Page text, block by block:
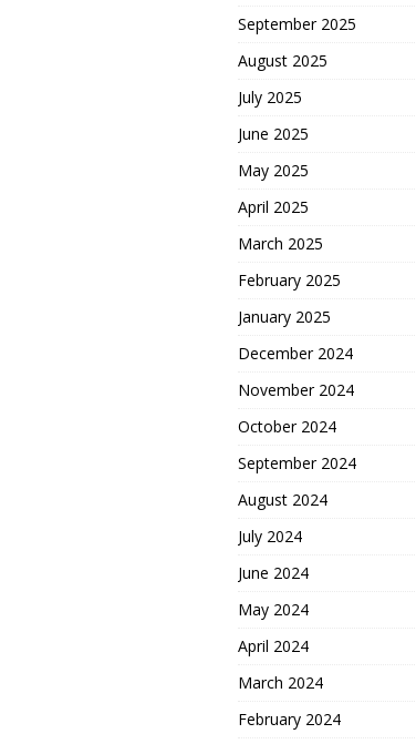
September 2025
August 2025
July 2025
June 2025
May 2025
April 2025
March 2025
February 2025
January 2025
December 2024
November 2024
October 2024
September 2024
August 2024
July 2024
June 2024
May 2024
April 2024
March 2024
February 2024